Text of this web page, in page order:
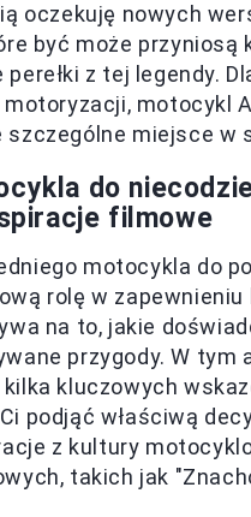
oczekuję nowych
być może przyniosą
z tej legendy.
motoryzacji, motocykl
szczególne miejsce w
do
filmowe
motocykla do
rolę w
na to, jakie
przygody. W tym
kluczowych
podjąć właściwą
z kultury
takich jak